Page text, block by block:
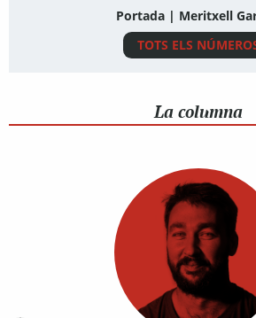
Portada | Meritxell
TOTS ELS
La columna